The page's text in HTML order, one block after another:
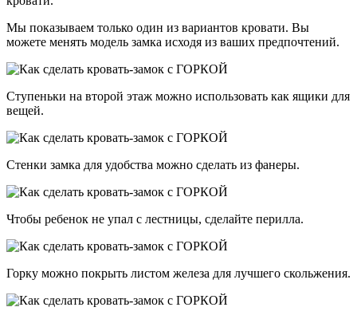
Мы показываем только один из вариантов кровати. Вы
можете менять модель замка исходя из ваших предпочтений.
Ступеньки на второй этаж можно использовать как ящики для
вещей.
Стенки замка для удобства можно сделать из фанеры.
Чтобы ребенок не упал с лестницы, сделайте перилла.
Горку можно покрыть листом железа для лучшего скольжения.